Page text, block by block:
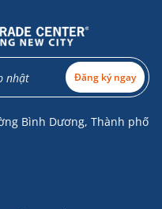
Đăng ký ngay
Bình Dương, Thành phố